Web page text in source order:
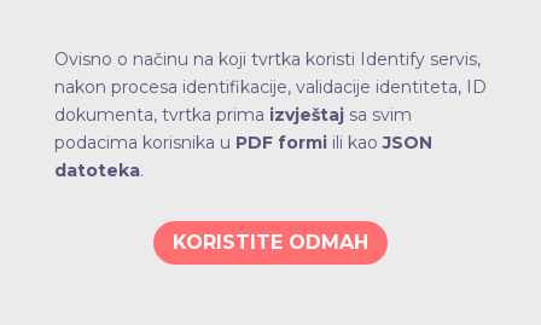
Ovisno o načinu na koji tvrtka koristi Identify servis,
nakon procesa identifikacije, validacije identiteta, ID
dokumenta, tvrtka prima izvještajsa svim
podacima korisnika u PDF formiili kaoJSON
datoteka.
KORISTITE ODMAH